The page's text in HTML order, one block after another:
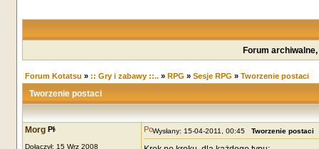
Forum
Forum Kotatsu » :: Gry i zabawy ::..» RPG » Sesje RPG » Tworzenie postaci
Tworzenie postaci
Morg
Dołączył: 15 Wrz 2008
Wysłany: 15-04-2011, 00:45 Tworzenie postaci